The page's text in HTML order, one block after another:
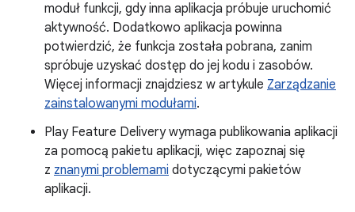
moduł funkcji, gdy inna aplikacja próbuje uruchomić
aktywność. Dodatkowo aplikacja powinna
potwierdzić, że funkcja została pobrana, zanim
spróbuje uzyskać dostęp do jej kodu i zasobów.
Więcej informacji znajdziesz w artykule Zarządzanie
zainstalowanymi modułami.
Play Feature Delivery wymaga publikowania aplikacji
za pomocą pakietu aplikacji, więc zapoznaj się
z znanymi problemami dotyczącymi pakietów
aplikacji.